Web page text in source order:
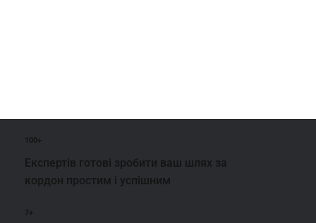
100+
Експертів готові зробити ваш шлях за
кордон простим і успішним
7+